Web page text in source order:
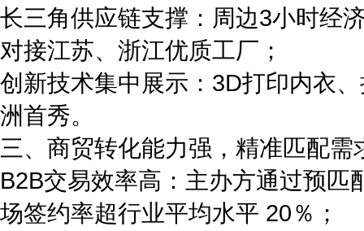
长三角供应链支撑：周边3小时经
对接江苏、浙江优质工厂；
创新技术集中展示：3D打印内衣
洲首秀。
三、商贸转化能力强，精准匹配需
B2B交易效率高：主办方通过预匹
场签约率超行业平均水平 20％；